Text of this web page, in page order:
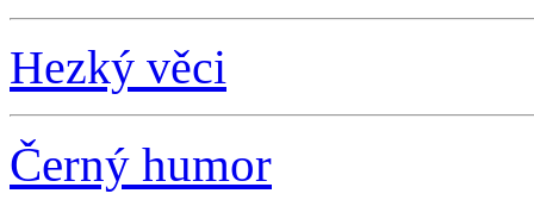
Hezký věci
Černý humor